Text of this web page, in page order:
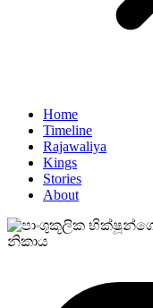
Home
Timeline
Rajawaliya
Kings
Stories
About